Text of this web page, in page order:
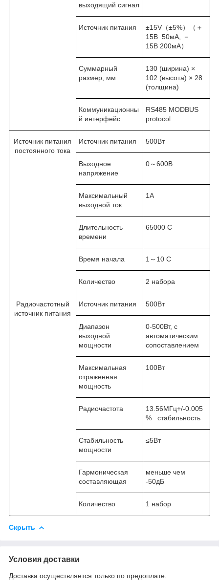
выходящий сигнал
Источник питания
±15V（±5%）（＋
15В 50мА, －
15В 200мА）
Суммарный
размер, мм
130 (ширина) ×
102 (высота) × 28
(толщина)
Коммуникационны
й интерфейс
RS485 MODBUS
protocol
Источник питания
постоянного тока
Источник питания 500Вт
Выходное
напряжение
0～600В
Максимальный
выходной ток
1А
Длительность
времени
65000 С
Время начала 1～10 С
Количество 2 набора
Радиочастотный
источник питания
Источник питания 500Вт
Диапазон
выходной
мощности
0-500Вт, с
автоматическим
сопоставлением
Максимальная
отраженная
мощность
100Вт
Радиочастота
13.56MГц+/-0.005
% стабильность
Стабильность
мощности
≤5Вт
Гармоническая
составляющая
меньше чем
-50дБ
Количество 1 набор
Скрыть
Условия доставки
Доставка осуществляется только по предоплате.